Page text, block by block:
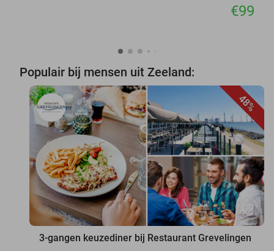
€99
Populair bij mensen uit Zeeland:
48%
favorite_border
3-gangen keuzediner bij Restaurant Grevelingen